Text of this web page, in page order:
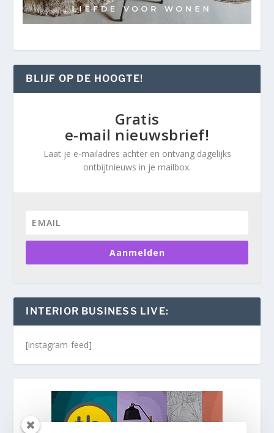
BLIJF OP DE HOOGTE!
Gratis
e-mail nieuwsbrief!
Laat je e-mailadres achter en ontvang dagelijks
ontbijtnieuws in je mailbox.
Aanmelden
INTERIOR BUSINESS LIVE:
[instagram-feed]